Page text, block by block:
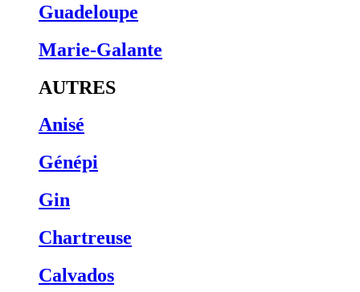
Guadeloupe
Marie-Galante
AUTRES
Anisé
Génépi
Gin
Chartreuse
Calvados